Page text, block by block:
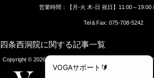
営業時間：【月-火 木-日 祝日】11:00～19:00
Tel＆Fax: 075-708-5242
四条西洞院に関する記事一覧
Copyright © 2026 [四条烏丸]京都のオーダースーツ・シャツ
reserved.